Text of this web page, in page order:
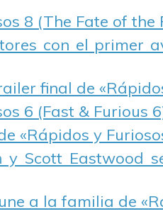
8 (The Fate of the
con el primer
final de
6 (Fast & Furious
«Rápidos y
y Scott Eastwood
a la familia de